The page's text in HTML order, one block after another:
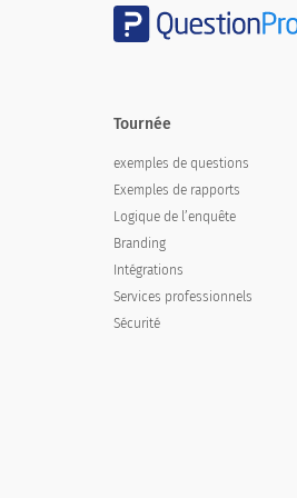
Marié
Séparé
Célibataire
7. Vous
Tournée
exemples de questions
Exemples de rapports
Logique de l’enquête
Branding
Intégrations
Services professionnels
Sécurité